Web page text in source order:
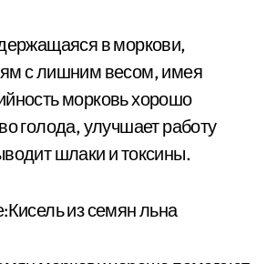
в моркови,
с лишним весом, имея
морковь хорошо
голода, улучшает работу
шлаки и токсины.
из семян льна